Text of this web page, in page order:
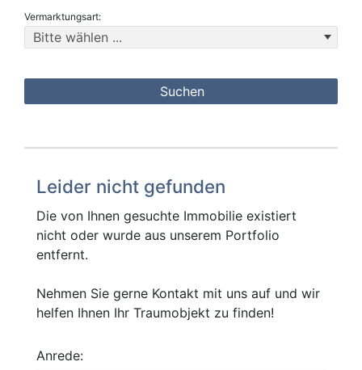
Vermarktungsart:
Leider nicht gefunden
Die von Ihnen gesuchte Immobilie existiert
nicht oder wurde aus unserem Portfolio
entfernt.
Nehmen Sie gerne Kontakt mit uns auf und wir
helfen Ihnen Ihr Traumobjekt zu finden!
Anrede: